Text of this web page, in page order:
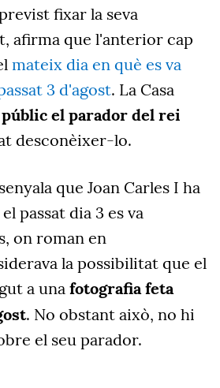
fixar la seva
afirma que l'anterior cap
mateix dia en què es va
3 d'agost. La Casa
el parador del rei
desconèixer-lo.
que Joan Carles I ha
passat dia 3 es va
on roman en
la possibilitat que el
a una fotografia feta
. No obstant això, no hi
el seu parador.